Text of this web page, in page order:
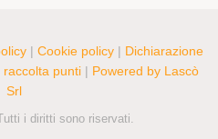
i diritti sono riservati.
| Cookie policy | Dichiarazione
raccolta punti | Powered by Lascò
Srl